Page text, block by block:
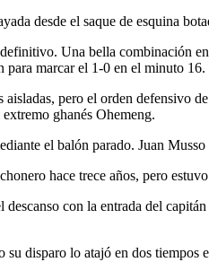
desde el saque de esquina
Una bella combinación
marcar el 1-0 en el minuto 16.
pero el orden defensivo
ghanés Ohemeng.
el balón parado. Juan
hace trece años, pero
con la entrada del
disparo lo atajó en dos tiempos